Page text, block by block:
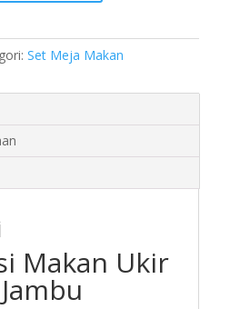
Set Meja Makan
Makan Ukir